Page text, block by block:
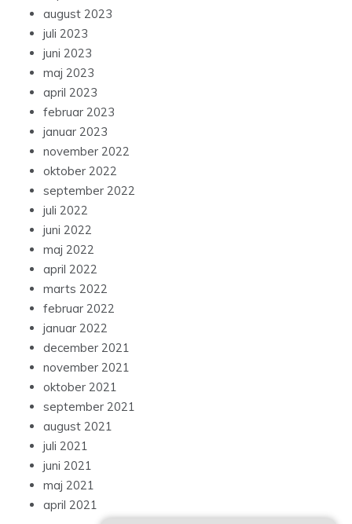
august 2023
juli 2023
juni 2023
maj 2023
april 2023
februar 2023
januar 2023
november 2022
oktober 2022
september 2022
juli 2022
juni 2022
maj 2022
april 2022
marts 2022
februar 2022
januar 2022
december 2021
november 2021
oktober 2021
september 2021
august 2021
juli 2021
juni 2021
maj 2021
april 2021